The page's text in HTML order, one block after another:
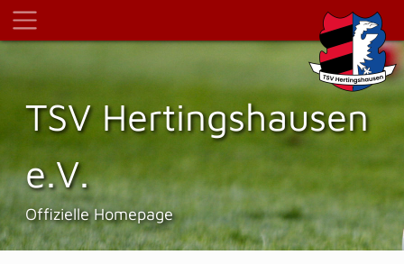
TSV Hertings­hausen
e.V.
Offizielle Homepage